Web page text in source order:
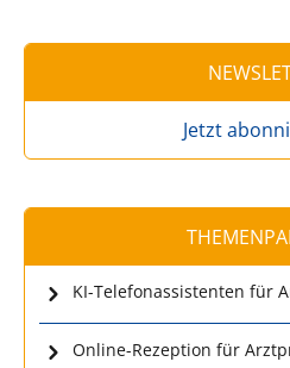
Jetzt
KI-Telefonassistenten für
Online-Rezeption für